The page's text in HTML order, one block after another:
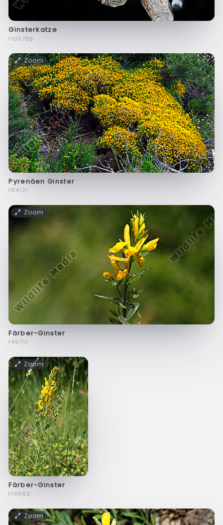
Ginsterkatze
f105759
Zoom
Pyrenäen Ginster
f84121
Zoom
Färber-Ginster
f49711
Zoom
Färber-Ginster
f14682
Zoom